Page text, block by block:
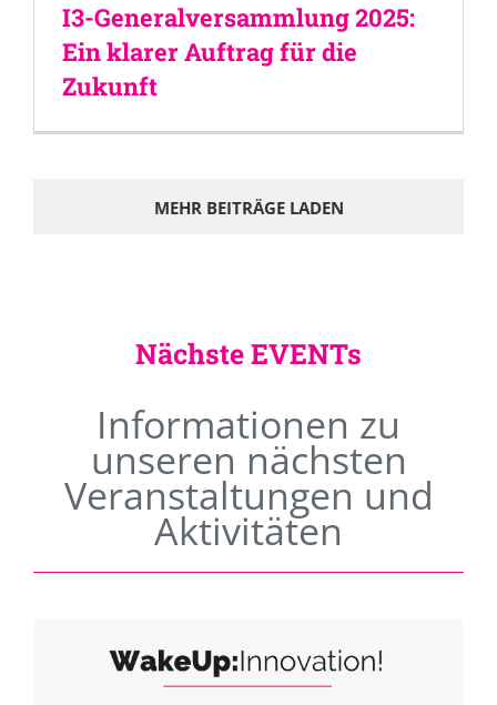
I3-Generalversammlung 2025:
Ein klarer Auftrag für die
Zukunft
MEHR BEITRÄGE LADEN
Nächste EVENTs
Informationen zu
unseren nächsten
Veranstaltungen und
Aktivitäten